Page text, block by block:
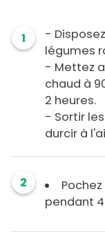
1
-
légumes
- Mettez
chaud à
2 heures.
- Sortir
durcir à
2
pendant